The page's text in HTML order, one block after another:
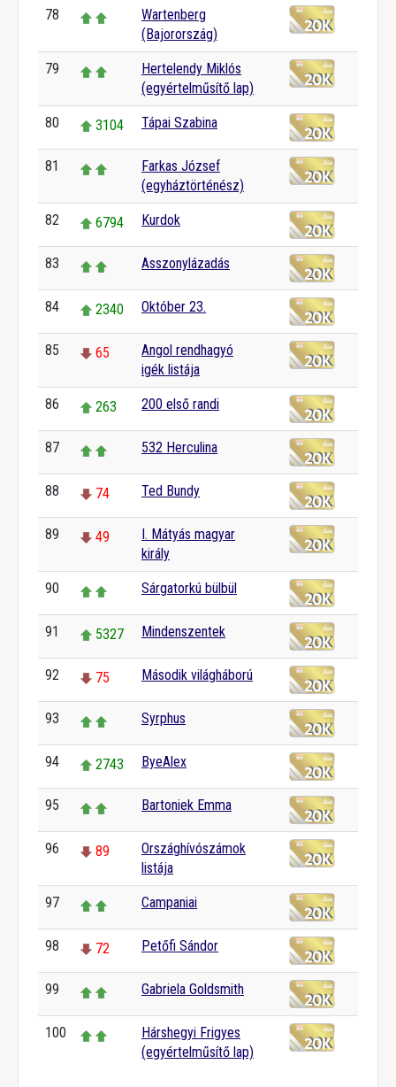
78
Wartenberg
(Bajorország)
79
Hertelendy Miklós
(egyértelműsítő lap)
80 3104 Tápai Szabina
81
Farkas József
(egyháztörténész)
82 6794 Kurdok
83 Asszonylázadás
84 2340 Október 23.
85 65
Angol rendhagyó
igék listája
86 263 200 első randi
87 532 Herculina
88 74 Ted Bundy
89 49
I. Mátyás magyar
király
90 Sárgatorkú bülbül
91 5327 Mindenszentek
92 75 Második világháború
93 Syrphus
94 2743 ByeAlex
95 Bartoniek Emma
96 89
Országhívószámok
listája
97 Campaniai
98 72 Petőfi Sándor
99 Gabriela Goldsmith
100
Hárshegyi Frigyes
(egyértelműsítő lap)